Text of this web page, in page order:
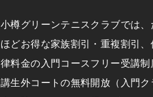
小樽グリーンテニスクラブでは、
ほどお得な家族割引・重複割引
律料金の入門コースフリー受講
講生外コートの無料開放（入門